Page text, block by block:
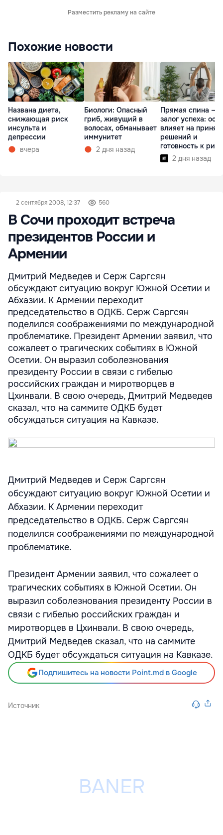
Разместить рекламу на сайте
Похожие новости
Названа диета,
снижающая риск
инсульта и
депрессии
вчера
Биологи: Опасный
гриб, живущий в
волосах, обманывает
иммунитет
2 дня назад
Прямая спина —
залог успеха:
влияет на
решений и
готовность к
2 дня назад
2 сентября 2008, 12:37 560
В Сочи проходит встреча
президентов России и
Армении
Дмитрий Медведев и Серж Саргсян
обсуждают ситуацию вокруг Южной Осетии и
Абхазии. К Армении переходит
председательство в ОДКБ. Серж Саргсян
поделился соображениями по международной
проблематике. Президент Армении заявил, что
сожалеет о трагических событиях в Южной
Осетии. Он выразил соболезнования
президенту России в связи с гибелью
российских граждан и миротворцев в
Цхинвали. В свою очередь, Дмитрий Медведев
сказал, что на саммите ОДКБ будет
обсуждаться ситуация на Кавказе.
Дмитрий Медведев и Серж Саргсян
обсуждают ситуацию вокруг Южной Осетии и
Абхазии. К Армении переходит
председательство в ОДКБ. Серж Саргсян
поделился соображениями по международной
проблематике.
Президент Армении заявил, что сожалеет о
трагических событиях в Южной Осетии. Он
выразил соболезнования президенту России в
связи с гибелью российских граждан и
миротворцев в Цхинвали. В свою очередь,
Дмитрий Медведев сказал, что на саммите
ОДКБ будет обсуждаться ситуация на Кавказе.
Подпишитесь на новости Point.md в Google
Источник